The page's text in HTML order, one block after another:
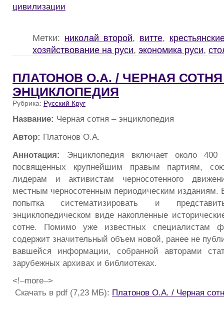
цивилизации
Метки: николай второй, витте,
хозяйствование на руси, экономика руси,
ПЛАТОНОВ О.А. / ЧЕРНАЯ СОТНЯ
ЭНЦИКЛОПЕДИЯ
Рубрика: Русский Круг
Название: Черная сотня – энциклопедия
Автор: Платонов О.А.
Аннотация: Энциклопедия включает около 400
посвященных крупнейшим правым партиям,
лидерам и активистам черносотенного
местным черносотенным периодическим изданиям.
попытка систематизировать и
энциклопедическом виде накопленные
cотне. Помимо уже известных специалистам
содержит значительный объем новой, ранее не
вавшейся информации, собранной авторами
зарубежных архивах и библиотеках.
<!–more–>
Скачать в pdf (7,23 МБ): Платонов О.А. / Черная